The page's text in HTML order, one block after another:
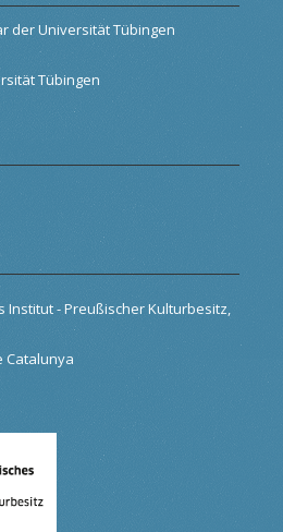
der Universität Tübingen
Tübingen
Institut - Preußischer Kulturbesitz,
Catalunya